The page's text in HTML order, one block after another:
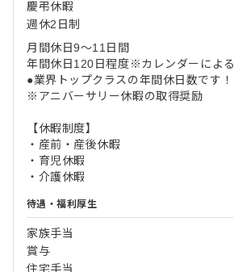
慶弔休暇
週休2日制
月間休日9～11日間
年間休日120日程度※カレンダーによる
●業界トップクラスの年間休日数です！
※アニバーサリー休暇の取得奨励
【休暇制度】
・産前・産後休暇
・育児休暇
・介護休暇
待遇・福利厚生
家族手当
賞与
住宅手当